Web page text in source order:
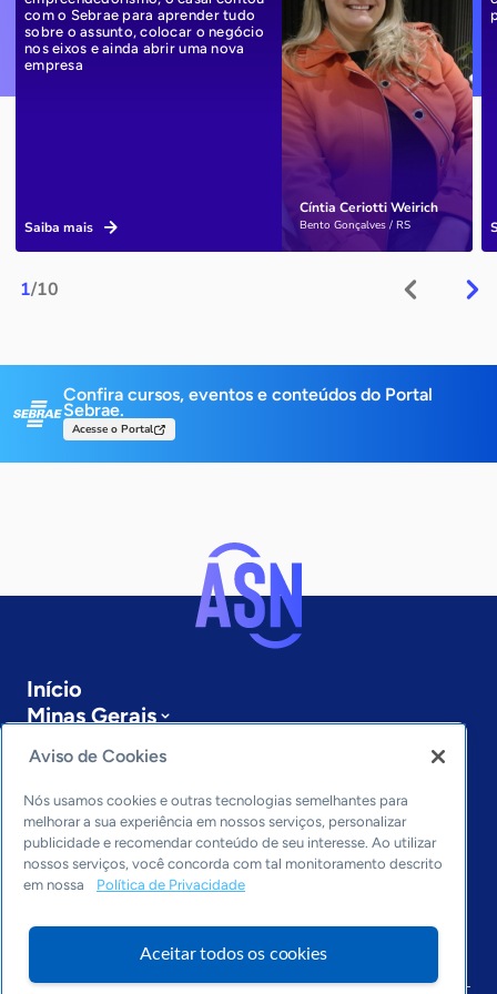
1/10
Cíntia Ceriotti Weirich
Bento Gonçalves / RS
com o Sebrae para aprender tudo
sobre o assunto, colocar o negócio
nos eixos e ainda abrir uma nova
empresa
Saiba mais
Confira cursos, eventos e conteúdos do Portal
Sebrae.
Acesse o Portal
Início
Minas Gerais
Sobre a ASN
Últimas notícias
Entre em contato
Editorias
Economia & Política
Inovação & Tecnologia
Cultura empreendedora
Arquivo
Aviso de Cookies
Nós usamos cookies e outras tecnologias semelhantes para
melhorar a sua experiência em nossos serviços, personalizar
publicidade e recomendar conteúdo de seu interesse. Ao utilizar
nossos serviços, você concorda com tal monitoramento descrito
em nossa
Política de Privacidade
Aceitar todos os cookies